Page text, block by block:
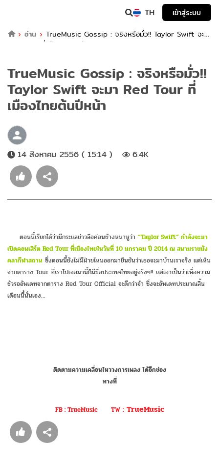
TH
เข้าสู่ระบบ
อ่าน
TrueMusic Gossip : จริงหรือมั่ว!! Taylor Swift จะมา
Red Tour ที่เมืองไทยต้นปีหน้า
TrueMusic Gossip : จริงหรือมั่ว!!
Taylor Swift จะมา Red Tour ที่
เมืองไทยต้นปีหน้า
14 สิงหาคม 2556 ( 15:14 ) 6.4K
ตอนนี้เรียกได้ว่ามีกระแสข่าวลือค่อนข้างหนาหูว่า “Taylor Swift” กำลังจะมา
เปิดคอนเสิร์ต Red Tour ที่เมืองไทยในวันที่ 10 มกราคม ปี 2014 ณ สนามราชมัง
คลากีฬาสถาน ซึ่งตอนนี้ยังไม่มีฝ่ายไหนออกมายืนยันว่าเธอจะมาบ้านเราจริง แต่เห็น
จากตาราง Tour ที่เราไปเจอมานี้ก็มีชื่อประเทศไทยอยู่จริงๆ!! แต่เอาเป็นว่าเพื่อความ
ชัวรออัพเดทจากตาราง Red Tour Official จะดีกว่าจ้า ซึ่งจะอัพเดทประมาณสิ้น
เดือนนี้นั่นเอง…
ติดตามความเคลื่อนไหววงการเพลง ได้อีกช่อง
ทางที่
FB : TrueMusic TW: TrueMusic